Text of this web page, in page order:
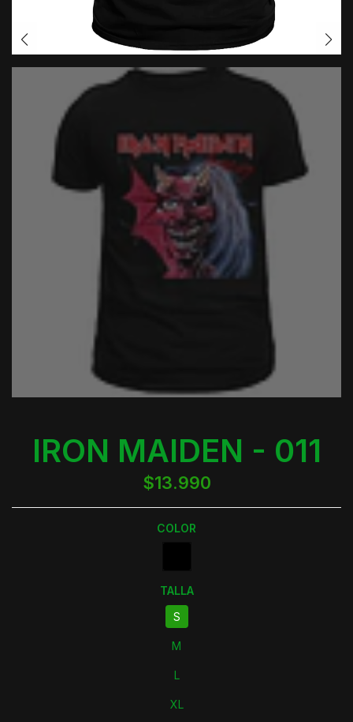
IRON MAIDEN - 011
$13.990
COLOR
TALLA
S
M
L
XL